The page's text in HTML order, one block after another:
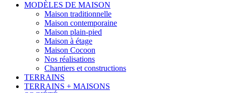
MODÈLES DE MAISON
Maison traditionnelle
Maison contemporaine
Maison plain-pied
Maison à étage
Maison Cocoon
Nos réalisations
Chantiers et constructions
TERRAINS
TERRAINS + MAISONS